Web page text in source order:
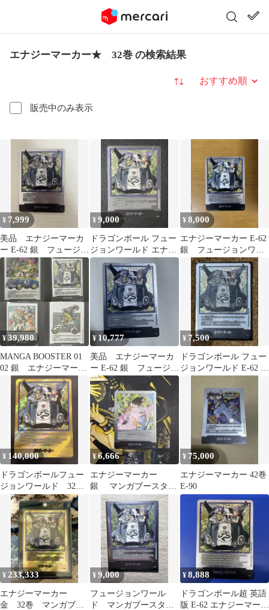
エナジーマーカー★ 32巻 の検索結果
販売中のみ表示
並び替え
¥ 7,999
美品 エナジーマーカ
ー E-62 銀 フュージョ
ンワールド 漫画 32
巻
¥9,000
ドラゴンボール フュー
ジョンワールド エナジ
ーマーカー E-62 32巻
¥8,000
エナジーマーカー E-62
銀 フュージョンワー
ルド 漫画 32巻
¥39,980
MANGA BOOSTER 01
02 銀 エナジーマーカ
ー 4種
¥ 10,777
美品 エナジーマーカ
ー E-62 銀 フュージョ
ンワールド 漫画 32
巻
¥ 7,500
ドラゴンボール フュー
ジョンワールド E-62 エ
¥ 140,000
ドラゴンボールフュー
ジョンワールド 32
巻 金エナジーマーカ
ー 説明文必読
¥6,666
エナジーマーカー
銀 マンガブースター
E-80 26巻
¥ 75,000
エナジーマーカー 42巻
E-90
¥ 233,333
エナジーマーカー
金 32巻 マンガブー
¥9,000
フュージョンワール
ド マンガブースター
¥8,888
ドラゴンボール超 英語
版 E-62 エナジーマーカ